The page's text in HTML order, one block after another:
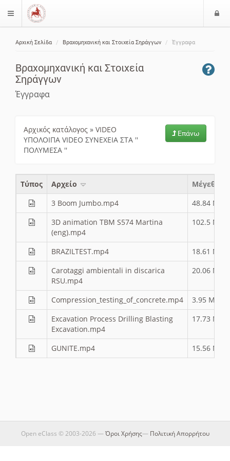
$langMenu
Αρχική Σελίδα Βραχομηχανική και Στοιχεία Σηράγγων Έγγραφα
Βραχομηχανική και Στοιχεία
Σηράγγων
Έγγραφα
Επάνω
Αρχικός κατάλογος » VIDEO
ΥΠΟΛΟΙΠΑ VIDEO ΣΥΝΕΧΕΙΑ ΣΤΑ ''
ΠΟΛΥΜΕΣΑ ''
Τύπος Aρχείο
Μέγεθος
3 Boom Jumbo.mp4
48.84 MB
3D animation TBM S574 Martina
(eng).mp4
102.5 MB
BRAZILTEST.mp4
18.61 MB
Carotaggi ambientali in discarica
RSU.mp4
20.06 MB
Compression_testing_of_concrete.mp4
3.95 MB
Excavation Process Drilling Blasting
Excavation.mp4
17.73 MB
GUNITE.mp4 15.56 MB
Open eClass © 2003-2026 —Όροι Χρήσης— Πολιτική Απορρήτου